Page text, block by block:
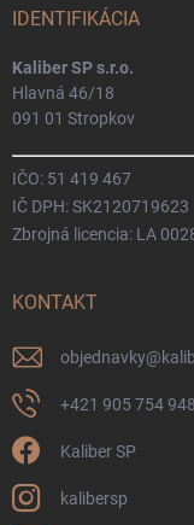
IDENTIFIKÁCIA
Kaliber SP s.r.o.
Hlavná 46/18
091 01 Stropkov
IČO: 51 419 467
IČ DPH: SK2120719623
Zbrojná licencia: LA
KONTAKT
objednavky@
+421 905 754 948
Kaliber SP
kalibersp